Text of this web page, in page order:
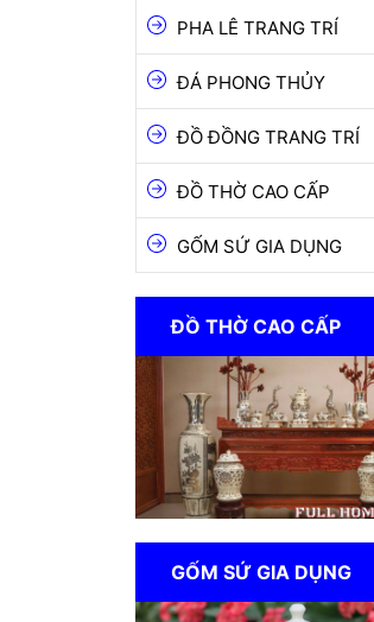
ĐỒ ĐỒNG TRANG TRÍ
GỐM SỨ GIA DỤNG
PHA LÊ TRANG TRÍ
ĐÁ PHONG THỦY
ĐỒ ĐỒNG TRANG TRÍ
ĐỒ THỜ CAO CẤP
GỐM SỨ GIA DỤNG
ĐỒ THỜ CAO CẤP
GỐM SỨ GIA DỤNG